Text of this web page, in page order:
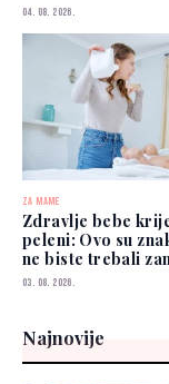
04. 08. 2026.
ZA MAME
Zdravlje bebe
peleni: Ovo su
ne biste trebali
03. 08. 2026.
Najnovije